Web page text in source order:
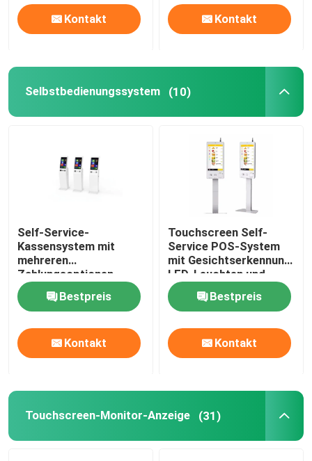
Kontakt Kontakt
Selbstbedienungssystem (10)
Self-Service-
Kassensystem mit
mehreren
Zahlungsoptionen,
Barcode-Scanner und
LED-Leuchten,
Touchscreen-Kiosk
Bestpreis
Kontakt
Touchscreen Self-
Service POS-System
mit Gesichtserkennung,
LED-Leuchten und
21,5/24/27 Zoll-
BildschirmBestpreis
Kontakt
Touchscreen-Monitor-Anzeige (31)